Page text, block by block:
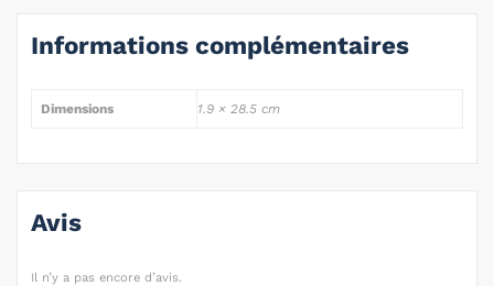
Informations complémentaires
Dimensions 1.9 × 28.5 cm
Avis
Il n’y a pas encore d’avis.